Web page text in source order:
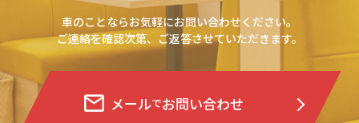
車のことならお気軽にお問い合わせください。
ご連絡を確認次第、ご返答させていただきます。
メールでお問い合わせ